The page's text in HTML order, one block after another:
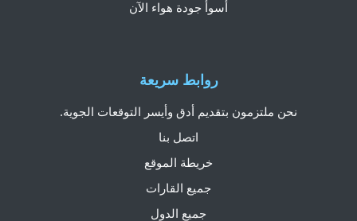
روابط سريعة
نحن ملتزمون بتقديم أدق وأيسر التوقعات الجوية.
اتصل بنا
خريطة الموقع
جميع القارات
جميع الدول
أسوأ جودة هواء الآن